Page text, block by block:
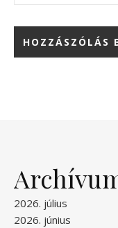
2026. július
2026. június